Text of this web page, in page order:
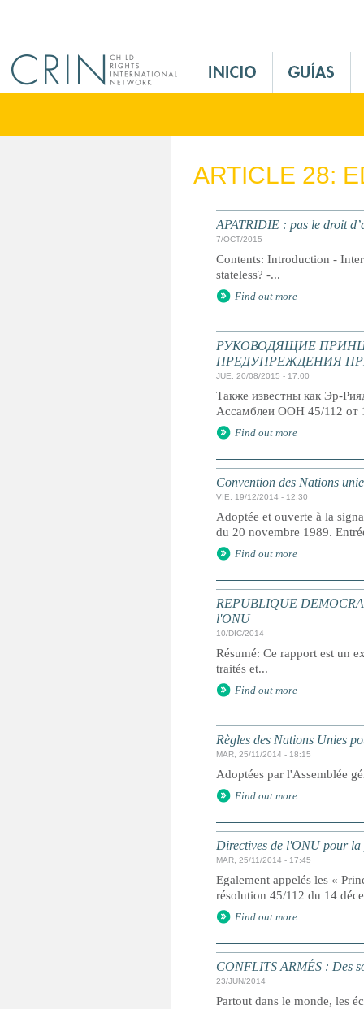
M
n
ARTICLE 28:
APATRIDIE : pas le droit
7/OCT/2015
Contents: Introduction -
stateless? -...
Find out more
РУКОВОДЯЩИЕ
ПРЕДУПРЕЖДЕНИЯ
JUE, 20/08/2015 - 17:00
Также известны как Эр-
Ассамблеи ООН 45/112 от
Find out more
Convention des Nations
VIE, 19/12/2014 - 12:30
Adoptée et ouverte à la
du 20 novembre 1989.
Find out more
REPUBLIQUE
l'ONU
10/DIC/2014
Résumé: Ce rapport est un
traités et...
Find out more
Règles des Nations Unies
MAR, 25/11/2014 - 18:15
Adoptées par l'Assemblée
Find out more
Directives de l'ONU pour la
MAR, 25/11/2014 - 17:45
Egalement appelés les «
résolution 45/112 du 14
Find out more
CONFLITS ARMÉS : Des
23/JUN/2014
Partout dans le monde, les